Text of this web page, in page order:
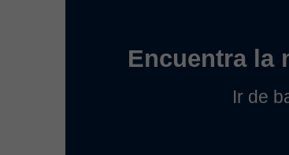
Encuentra la
Ir de